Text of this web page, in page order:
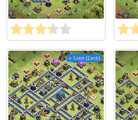
+ Lien (Link)